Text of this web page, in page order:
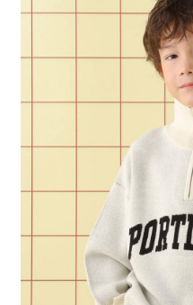
醒簡訊。
2.透過簡訊連結打開帳單後，可選
帳／街口支付／iPASS MONEY」
1.本服務係由「台灣大哥大股份有
用戶於交易時，得透過本服務購買
買賣價金債權讓與本公司後，依約
2.基於同意付款使用「大哥付你分
資料（包含姓名、電話或地址）提
由本公司與您本人進行分期帳單所
3.完整用戶服務條款，請詳閱以下連
【「AFTEE先享後付」結帳流程】
１．於結帳方式選擇「AFTEE先享
結帳頁面，進行簡訊認證並確認金
２．訂單成立數日內，您將收到繳
３．收到繳費通知簡訊後14天內，
ATM／網路銀行／等多元方式進行
※ 請注意：結帳手續完成當下不需
購買商品的店家。未經商家同意取
※ 交易是否成功請以「AFTEE先享
是否繳費成功／繳費後需取消欲退
https://
１．透過由恩沛科技股份有限公司
易，需依本服務之必要範圍內提供
權轉讓予恩沛科技股份有限公司。
２．關於個人資料處理事宜，請瀏覽
３．未成年的使用者請事先徵得法
每筆NT$80，滿NT$1,500(含以
7-11 取貨付款
每筆NT$80，滿NT$1,500(含以
每筆NT$80，滿NT$1,500(含以
每筆NT$80，滿NT$1,500(含以